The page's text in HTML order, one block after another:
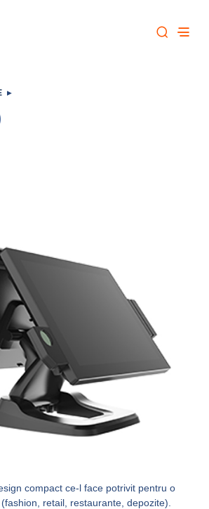
▸
compact ce-l face potrivit pentru o
retail, restaurante, depozite).